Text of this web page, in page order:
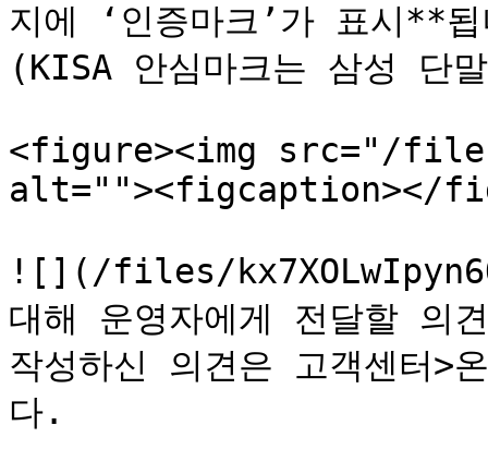
지에 ‘인증마크’가 표시**
(KISA 안심마크는 삼성 단
<figure><img src="/files/
alt=""><figcaption></
![](/files/
대해 운영자에게 전달할
작성하신 의견은 고객센터>
다.